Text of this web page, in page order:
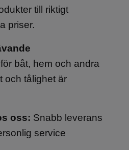
till riktigt
priser.
båt, hem och andra
och tålighet är
oss: Snabb leverans
service